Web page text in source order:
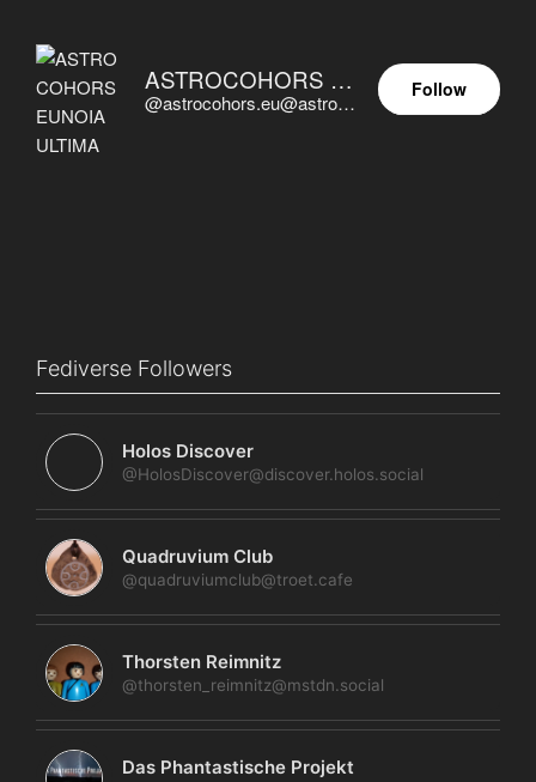
ASTROCOHORS EUNOIA ULTIMA
@astrocohors.eu@astrocohors.eu
Follow
Fediverse Followers
Holos Discover
@HolosDiscover@discover.holos.social
Quadruvium Club
@quadruviumclub@troet.cafe
Thorsten Reimnitz
@thorsten_reimnitz@mstdn.social
Das Phantastische Projekt